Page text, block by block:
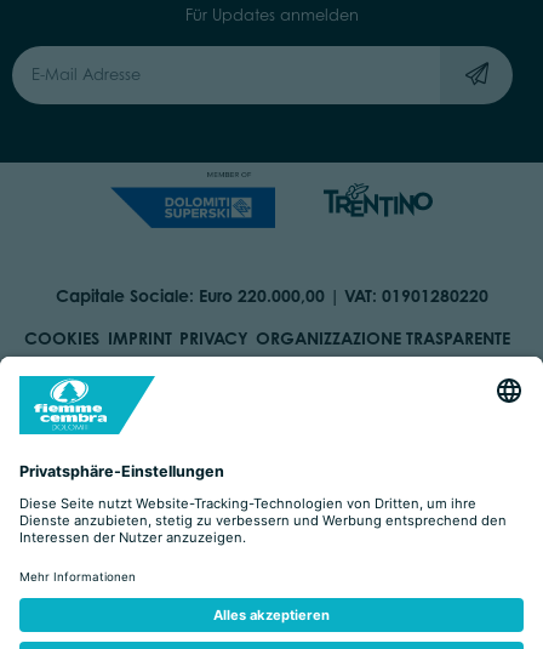
Für Updates anmelden
Capitale Sociale: Euro 220.000,00 | VAT: 01901280220
COOKIES IMPRINT PRIVACY ORGANIZZAZIONE TRASPARENTE